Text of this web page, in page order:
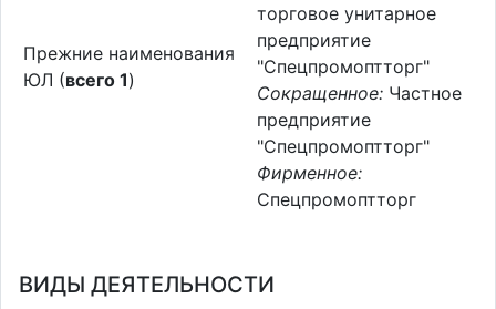
Прежние наименования
ЮЛ (всего 1)
торговое унитарное
предприятие
"Спецпромоптторг"
Сокращенное: Частное
предприятие
"Спецпромоптторг"
Фирменное:
Спецпромоптторг
ВИДЫ ДЕЯТЕЛЬНОСТИ